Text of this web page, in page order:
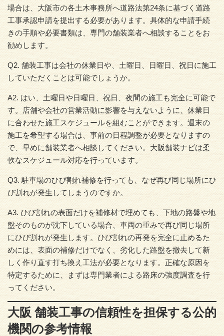
場合は、大阪市の各土木事務所へ道路法第24条に基づく道路
工事承認申請を提出する必要があります。具体的な申請手続
きの手順や必要書類は、専門の舗装業者へ相談することをお
勧めします。
Q2. 舗装工事は会社の休業日や、土曜日、日曜日、祝日に施工
していただくことは可能でしょうか。
A2. はい、土曜日や日曜日、祝日、夜間の施工も完全に可能で
す。店舗や会社の営業活動に影響を与えないように、休業日
に合わせた施工スケジュールを組むことができます。週末の
施工を希望する場合は、事前の日程調整が必要となりますの
で、早めに舗装業者へ相談してください。大阪舗装ナビは柔
軟なスケジュール対応を行っています。
Q3. 駐車場のひび割れ補修を行っても、なぜ再び同じ場所にひ
び割れが発生してしまうのですか。
A3. ひび割れの表面だけを補修材で埋めても、下地の路盤や地
盤そのものが沈下している場合、車両の重みで再び同じ場所
にひび割れが発生します。ひび割れの再発を完全に止めるた
めには、表面の補修だけでなく、劣化した路盤を撤去して新
しく作り直す打ち換え工法が必要となります。正確な原因を
特定するために、まずは専門業者による路床の強度調査を行
ってください。
大阪 舗装工事の信頼性を担保する公的
機関の参考情報